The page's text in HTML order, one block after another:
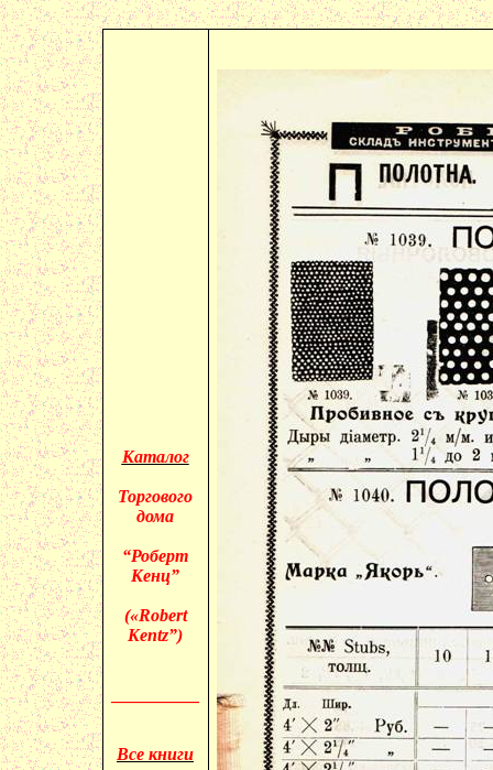
Каталог
Торгового
дома
“Роберт
Кенц”
(«Robert
Kentz”)
Все книги